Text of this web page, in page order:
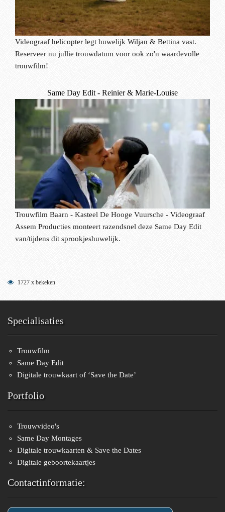
Videograaf helicopter legt huwelijk Wiljan & Bettina vast.
Reserveer nu jullie trouwdatum voor ook zo'n waardevolle
trouwfilm!
Same Day Edit - Reinier & Marie-Louise
Trouwfilm Baarn - Kasteel De Hooge Vuursche - Videograaf
Assem Producties monteert razendsnel deze Same Day Edit
van/tijdens dit sprookjeshuwelijk.
1727 x bekeken
Specialisaties
Trouwfilm
Same Day Edit
Digitale trouwkaart of ‘Save the Date’
Portfolio
Trouwvideo's
Same Day Montages
Digitale trouwkaarten & Save the Dates
Digitale geboortekaartjes
Contactinformatie: